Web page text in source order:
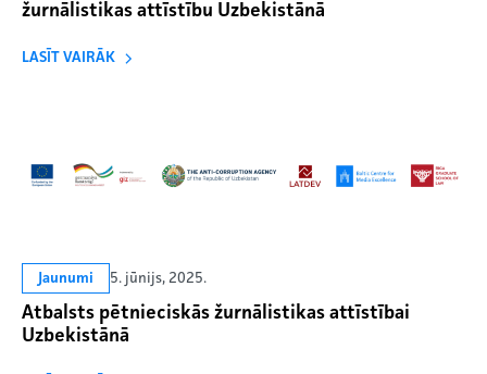
žurnālistikas attīstību Uzbekistānā
LASĪT VAIRĀK
Jaunumi 5. jūnijs, 2025.
Atbalsts pētnieciskās žurnālistikas attīstībai
Uzbekistānā